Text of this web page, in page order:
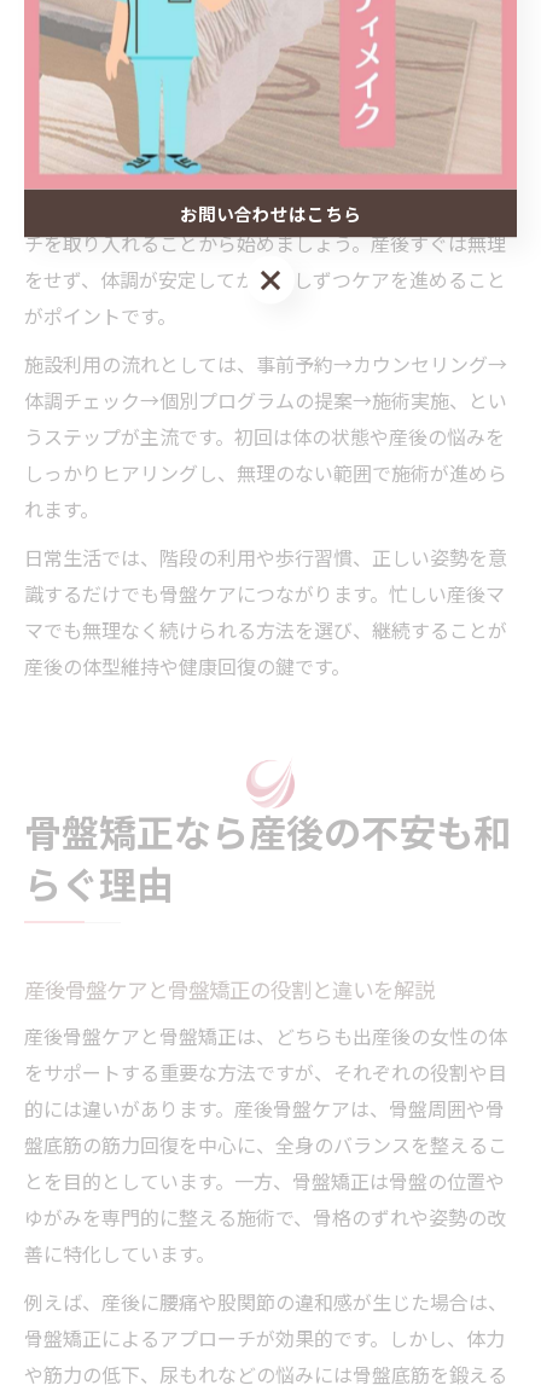
けられる施設を選びましょう。
産後骨盤ケアを身近に取り入れる方法と流れ
産後骨盤ケアは、施設での施術だけでなく自宅でできる
セルフケアも大切です。まずは、骨盤を立てて座る・無
理のない範囲で骨盤底筋を意識した呼吸や軽いストレッ
チを取り入れることから始めましょう。産後すぐは無理
をせず、体調が安定してから少しずつケアを進めること
がポイントです。
施設利用の流れとしては、事前予約→カウンセリング→
体調チェック→個別プログラムの提案→施術実施、とい
うステップが主流です。初回は体の状態や産後の悩みを
しっかりヒアリングし、無理のない範囲で施術が進めら
れます。
日常生活では、階段の利用や歩行習慣、正しい姿勢を意
識するだけでも骨盤ケアにつながります。忙しい産後マ
マでも無理なく続けられる方法を選び、継続することが
産後の体型維持や健康回復の鍵です。
骨盤矯正なら産後の不安も和
らぐ理由
産後骨盤ケアと骨盤矯正の役割と違いを解説
産後骨盤ケアと骨盤矯正は、どちらも出産後の女性の体
をサポートする重要な方法ですが、それぞれの役割や目
的には違いがあります。産後骨盤ケアは、骨盤周囲や骨
盤底筋の筋力回復を中心に、全身のバランスを整えるこ
とを目的としています。一方、骨盤矯正は骨盤の位置や
ゆがみを専門的に整える施術で、骨格のずれや姿勢の改
善に特化しています。
例えば、産後に腰痛や股関節の違和感が生じた場合は、
骨盤矯正によるアプローチが効果的です。しかし、体力
や筋力の低下、尿もれなどの悩みには骨盤底筋を鍛える
お問い合わせはこちら
お問い合わせはこちら